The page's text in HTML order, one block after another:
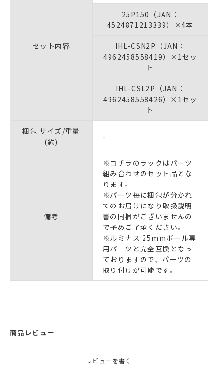
セット内容
25P150（JAN：
4524871213339）×4本
IHL-CSN2P（JAN：
4962458558419）×1セッ
ト
IHL-CSL2P（JAN：
4962458558426）×1セッ
ト
梱包 サイズ/重量
(約)
-
備考
※コチラのラックはパーツ
組み合わせのセット品とな
ります。
※パーツ毎に梱包が分かれ
てのお届けになり取扱説明
書の同梱がございませんの
で予めご了承ください。
※ルミナス 25mmポール専
用パーツと完全互換となっ
ておりますので、パーツの
取り付けが可能です。
商品レビュー
レビューを書く